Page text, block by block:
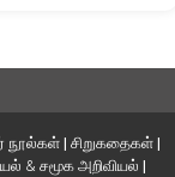
நூல்கள் | சிறுகதைகள் |
& சமூக அறிவியல் |